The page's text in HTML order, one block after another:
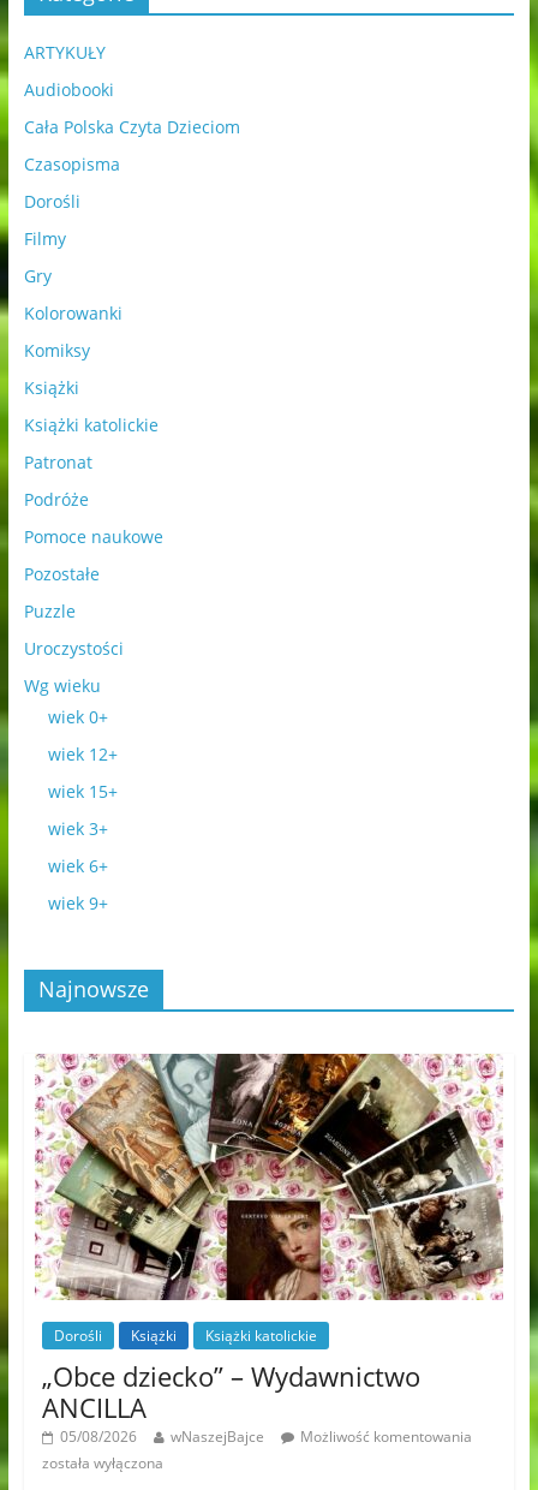
ARTYKUŁY
Audiobooki
Cała Polska Czyta Dzieciom
Czasopisma
Dorośli
Filmy
Gry
Kolorowanki
Komiksy
Książki
Książki katolickie
Patronat
Podróże
Pomoce naukowe
Pozostałe
Puzzle
Uroczystości
Wg wieku
wiek 0+
wiek 12+
wiek 15+
wiek 3+
wiek 6+
wiek 9+
Najnowsze
Dorośli Książki Książki katolickie
„Obce dziecko” – Wydawnictwo
ANCILLA
05/08/2026 wNaszejBajce
Możliwość komentowania
została wyłączona